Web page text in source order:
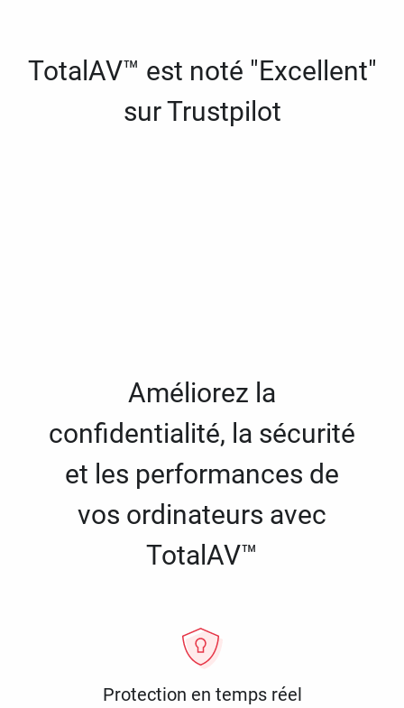
TotalAV™ est noté "Excellent"
sur Trustpilot
Améliorez la
confidentialité, la sécurité
et les performances de
vos ordinateurs avec
TotalAV™
Protection en temps réel